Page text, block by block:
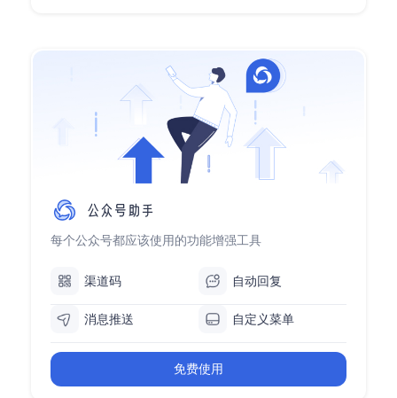
每个公众号都应该使用的功能增强工具
渠道码 自动回复
消息推送 自定义菜单
免费使用